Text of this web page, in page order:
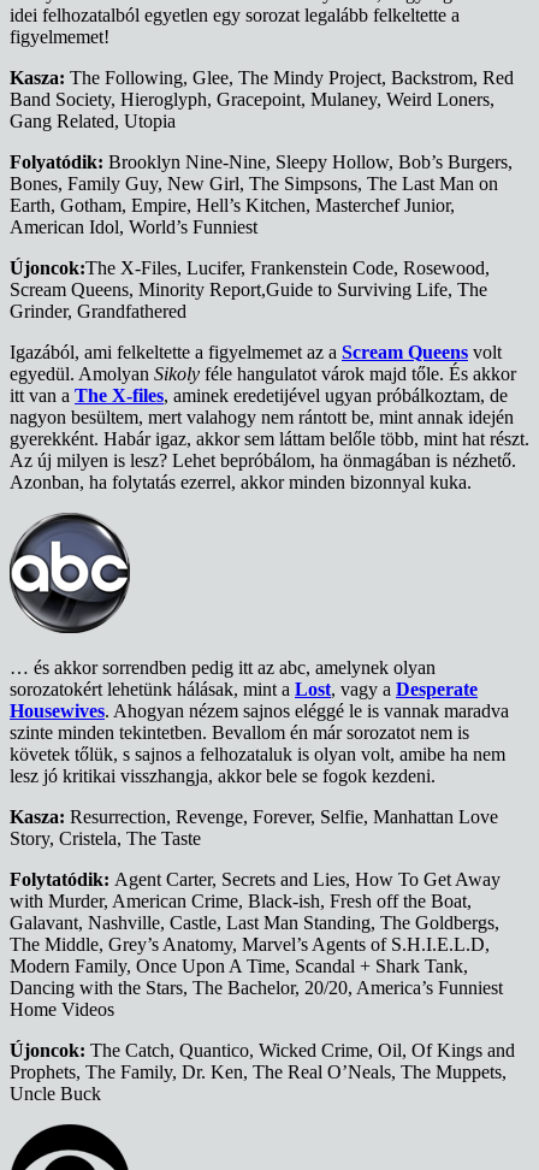
idei felhozatalból egyetlen egy sorozat legalább felkeltette a
figyelmemet!
Kasza: The Following, Glee, The Mindy Project, Backstrom, Red
Band Society, Hieroglyph, Gracepoint, Mulaney, Weird Loners,
Gang Related, Utopia
Folyatódik: Brooklyn Nine-Nine, Sleepy Hollow, Bob’s Burgers,
Bones, Family Guy, New Girl, The Simpsons, The Last Man on
Earth, Gotham, Empire, Hell’s Kitchen, Masterchef Junior,
American Idol, World’s Funniest
Újoncok:The X-Files, Lucifer, Frankenstein Code, Rosewood,
Scream Queens, Minority Report,Guide to Surviving Life, The
Grinder, Grandfathered
Igazából, ami felkeltette a figyelmemet az a Scream Queens volt
egyedül. Amolyan Sikoly féle hangulatot várok majd tőle. És akkor
itt van a The X-files, aminek eredetijével ugyan próbálkoztam, de
nagyon besültem, mert valahogy nem rántott be, mint annak idején
gyerekként. Habár igaz, akkor sem láttam belőle több, mint hat részt.
Az új milyen is lesz? Lehet bepróbálom, ha önmagában is nézhető.
Azonban, ha folytatás ezerrel, akkor minden bizonnyal kuka.
… és akkor sorrendben pedig itt az abc, amelynek olyan
sorozatokért lehetünk hálásak, mint a Lost, vagy a Desperate
Housewives. Ahogyan nézem sajnos eléggé le is vannak maradva
szinte minden tekintetben. Bevallom én már sorozatot nem is
követek tőlük, s sajnos a felhozataluk is olyan volt, amibe ha nem
lesz jó kritikai visszhangja, akkor bele se fogok kezdeni.
Kasza: Resurrection, Revenge, Forever, Selfie, Manhattan Love
Story, Cristela, The Taste
Folytatódik: Agent Carter, Secrets and Lies, How To Get Away
with Murder, American Crime, Black-ish, Fresh off the Boat,
Galavant, Nashville, Castle, Last Man Standing, The Goldbergs,
The Middle, Grey’s Anatomy, Marvel’s Agents of S.H.I.E.L.D,
Modern Family, Once Upon A Time, Scandal + Shark Tank,
Dancing with the Stars, The Bachelor, 20/20, America’s Funniest
Home Videos
Újoncok: The Catch, Quantico, Wicked Crime, Oil, Of Kings and
Prophets, The Family, Dr. Ken, The Real O’Neals, The Muppets,
Uncle Buck